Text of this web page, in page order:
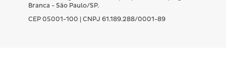
Branca - São Paulo/SP.
CEP 05001-100 | CNPJ 61.189.288/0001-89